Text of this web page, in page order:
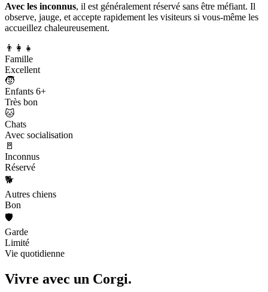
Avec les inconnus, il est généralement réservé sans être méfiant. Il
observe, jauge, et accepte rapidement les visiteurs si vous-même les
accueillez chaleureusement.
👨‍👩‍👧
Famille
Excellent
🧒
Enfants 6+
Très bon
🐱
Chats
Avec socialisation
🚪
Inconnus
Réservé
🐕
Autres chiens
Bon
🛡️
Garde
Limité
Vie quotidienne
Vivre avec un Corgi.